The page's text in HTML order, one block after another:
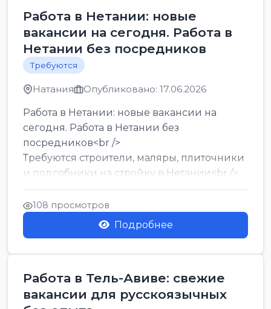
Работа в Нетании: новые
вакансии на сегодня. Работа в
Нетании без посредников
Требуются
Натания Опубликовано: 17.06.2026
Работа в Нетании: новые вакансии на
сегодня. Работа в Нетании без
посредников<br />
Требуются строители, маляры, плиточники
и подсобники на стройку в Нетании<br />
Срочно требуются горничные, уборщи...
108 просмотров
Подробнее
Работа в Тель-Авиве: свежие
вакансии для русскоязычных